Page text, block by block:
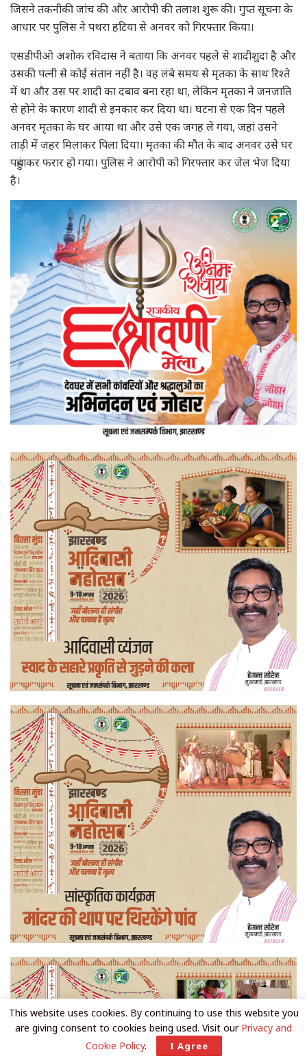
जिसने तकनीकी जांच की और आरोपी की तलाश शुरू की। गुप्त सूचना के
आधार पर पुलिस ने पथरा हटिया से अनवर को गिरफ्तार किया।
एसडीपीओ अशोक रविदास ने बताया कि अनवर पहले से शादीशुदा है और
उसकी पत्नी से कोई संतान नहीं है। वह लंबे समय से मृतका के साथ रिश्ते
में था और उस पर शादी का दबाव बना रहा था, लेकिन मृतका ने जनजाति
से होने के कारण शादी से इनकार कर दिया था। घटना से एक दिन पहले
अनवर मृतका के घर आया था और उसे एक जगह ले गया, जहां उसने
ताड़ी में जहर मिलाकर पिला दिया। मृतका की मौत के बाद अनवर उसे घर
पहुंचाकर फरार हो गया। पुलिस ने आरोपी को गिरफ्तार कर जेल भेज दिया
है।
This website uses cookies. By continuing to use this website you
are giving consent to cookies being used. Visit our Privacy and
Cookie Policy. I Agree